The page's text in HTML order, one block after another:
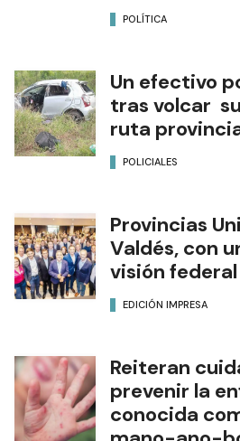
POLÍTICA
Un efectivo
tras volcar
ruta
POLICIALES
Provincias
Valdés, con
visión federal
EDICIÓN IMPRESA
Reiteran
prevenir la
conocida